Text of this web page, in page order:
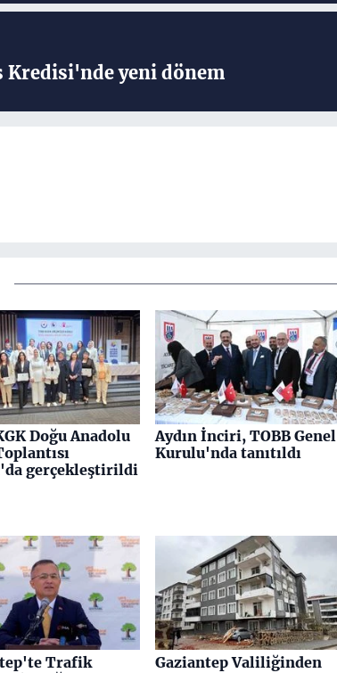
Kredisi'nde yeni dönem
Doğu Anadolu
gerçekleştirildi
Aydın İnciri, TOBB Genel
Kurulu'nda tanıtıldı
Trafik
Gaziantep Valiliğinden